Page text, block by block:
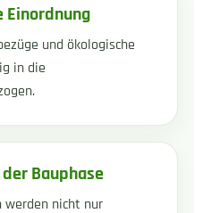
Einordnung
und ökologische
in die
Bauphase
werden nicht nur